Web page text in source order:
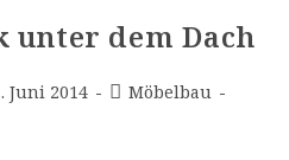
unter dem Dach
Juni 2014
Möbelbau